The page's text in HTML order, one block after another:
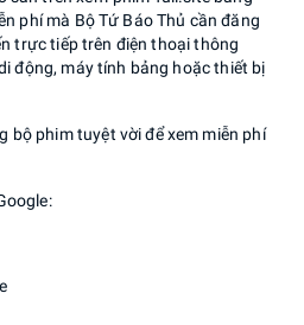
phí mà Bộ Tứ Báo Thủ cần đăng
trực tiếp trên điện thoại thông
động, máy tính bảng hoặc thiết bị
bộ phim tuyệt vời để xem miễn phí